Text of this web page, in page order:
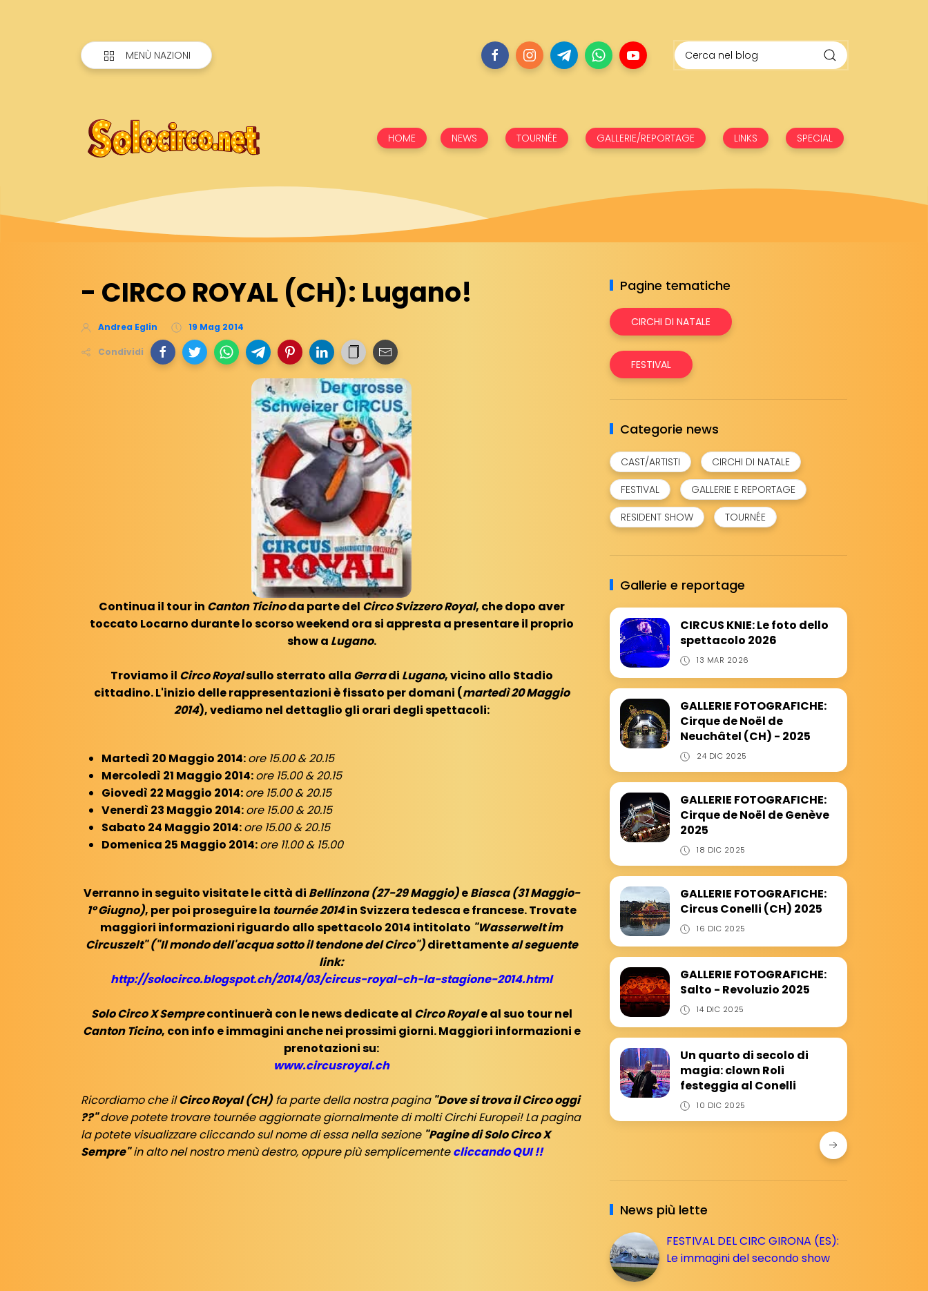
MENÙ NAZIONI
HOME NEWS TOURNÉE GALLERIE/REPORTAGE LINKS SPECIAL
- CIRCO ROYAL (CH): Lugano!
Andrea Eglin 19 Mag 2014
Condividi
Continua il tour in Canton Ticinoda parte del Circo Svizzero Royal, che dopo aver
toccato Locarno durante lo scorso weekend ora si appresta a presentare il proprio
show a Lugano.
Troviamo il Circo Royalsullo sterrato alla Gerradi Lugano, vicino allo Stadio
cittadino. L'inizio delle rappresentazioni è fissato per domani (martedì 20 Maggio
2014), vediamo nel dettaglio gli orari degli spettacoli:
Martedì 20 Maggio 2014:ore 15.00 & 20.15
Mercoledì 21 Maggio 2014:ore 15.00 & 20.15
Giovedì 22 Maggio 2014:ore 15.00 & 20.15
Venerdì 23 Maggio 2014:ore 15.00 & 20.15
Sabato 24 Maggio 2014:ore 15.00 & 20.15
Domenica 25 Maggio 2014:ore 11.00 & 15.00
Verranno in seguito visitate le città di Bellinzona (27-29 Maggio)eBiasca (31 Maggio-
1° Giugno), per poi proseguire la tournée 2014in Svizzera tedesca e francese. Trovate
maggiori informazioni riguardo allo spettacolo 2014 intitolato "Wasserwelt im
Circuszelt" ("Il mondo dell'acqua sotto il tendone del Circo")direttamenteal seguente
link:
http://solocirco.blogspot.ch/2014/03/circus-royal-ch-la-stagione-2014.html
Solo Circo X Semprecontinuerà con le news dedicate al Circo Royale al suo tour nel
Canton Ticino, con info e immagini anche nei prossimi giorni. Maggiori informazioni e
prenotazioni su:
www.circusroyal.ch
Ricordiamo che ilCirco Royal (CH) fa parte della nostra pagina"Dove si trova il Circo oggi
??"dove potete trovare tournée aggiornate giornalmente di molti Circhi Europei! La pagina
la potete visualizzare cliccando sul nome di essa nella sezione "Pagine di Solo Circo X
Sempre"in alto nel nostro menù destro, oppure più semplicementecliccando QUI !!
Pagine tematiche
CIRCHI DI NATALE
FESTIVAL
Categorie news
CAST/ARTISTI
CIRCHI DI NATALE
FESTIVAL
GALLERIE E REPORTAGE
RESIDENT SHOW
TOURNÉE
Gallerie e reportage
CIRCUS KNIE: Le foto dello
spettacolo 2026
13 MAR 2026
GALLERIE FOTOGRAFICHE:
Cirque de Noël de
Neuchâtel (CH) - 2025
24 DIC 2025
GALLERIE FOTOGRAFICHE:
Cirque de Noël de Genève
2025
18 DIC 2025
GALLERIE FOTOGRAFICHE:
Circus Conelli (CH) 2025
16 DIC 2025
GALLERIE FOTOGRAFICHE:
Salto - Revoluzio 2025
14 DIC 2025
Un quarto di secolo di
magia: clown Roli
festeggia al Conelli
10 DIC 2025
News più lette
FESTIVAL DEL CIRC GIRONA (ES):
Le immagini del secondo show